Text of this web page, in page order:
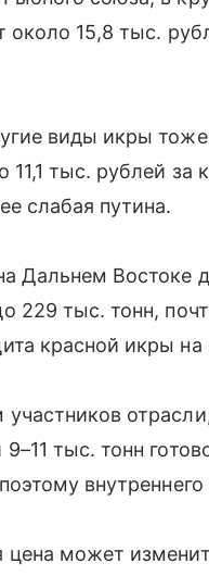
около 15,8 тыс.
виды икры
11,1 тыс. рублей
слабая путина.
Дальнем Востоке
229 тыс. тонн,
красной икры
участников
9–11 тыс. тонн
может